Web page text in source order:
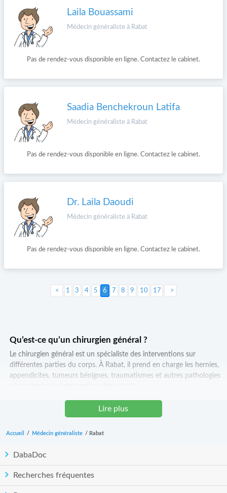
Laila Bouassami
Médecin généraliste à Rabat
Pas de rendez-vous disponible en ligne. Contactez le cabinet.
Saadia Benchekroun Latifa
Médecin généraliste à Rabat
Pas de rendez-vous disponible en ligne. Contactez le cabinet.
Dr. Laila Daoudi
Médecin généraliste à Rabat
Pas de rendez-vous disponible en ligne. Contactez le cabinet.
1 3 4 5 6 7 8 9 10 17 Suivant >
Qu’est-ce qu’un chirurgien général ?
Le chirurgien général est un spécialiste des interventions sur
différentes parties du corps. À Rabat, il prend en charge les hernies,
appendicites, tumeurs bénignes, traumatismes et autres pathologies
Quand consulter un chirurgien général à Rabat ?
Il est recommandé de consulter en cas de douleurs abdominales,
hernies, masses suspectes, infections graves ou pathologies
Comment se déroule une consultation ?
Le chirurgien effectue un examen clinique, analyse les examens
complémentaires (échographie, scanner, radiographie) et explique les
Lire plus
Accueil / Médecin généraliste / Rabat
DabaDoc
Recherches fréquentes